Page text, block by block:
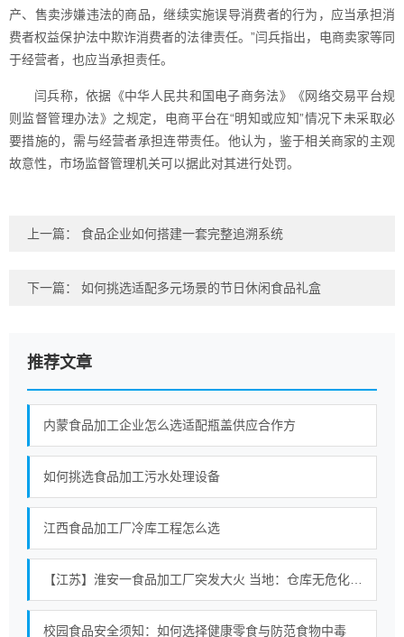
产、售卖涉嫌违法的商品，继续实施误导消费者的行为，应当承担消
费者权益保护法中欺诈消费者的法律责任。”闫兵指出，电商卖家等同
于经营者，也应当承担责任。
闫兵称，依据《中华人民共和国电子商务法》《网络交易平台规
则监督管理办法》之规定，电商平台在“明知或应知”情况下未采取必
要措施的，需与经营者承担连带责任。他认为，鉴于相关商家的主观
故意性，市场监督管理机关可以据此对其进行处罚。
上一篇： 食品企业如何搭建一套完整追溯系统
下一篇： 如何挑选适配多元场景的节日休闲食品礼盒
推荐文章
内蒙食品加工企业怎么选适配瓶盖供应合作方
如何挑选食品加工污水处理设备
江西食品加工厂冷库工程怎么选
校园食品安全须知：如何选择健康零食与防范食物中毒